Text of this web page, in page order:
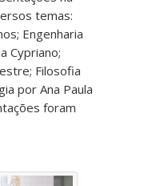
temas:
Engenharia
Cypriano;
Filosofia
por Ana Paula
foram